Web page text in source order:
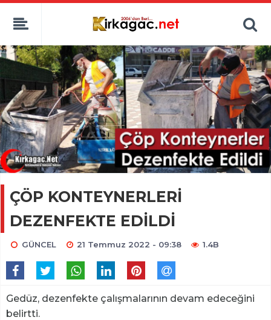
ÇÖP KONTEYNERLERİ
DEZENFEKTE EDİLDİ
GÜNCEL 21 Temmuz 2022 - 09:38 1.4B
Gedüz, dezenfekte çalışmalarının devam edeceğini
belirtti.